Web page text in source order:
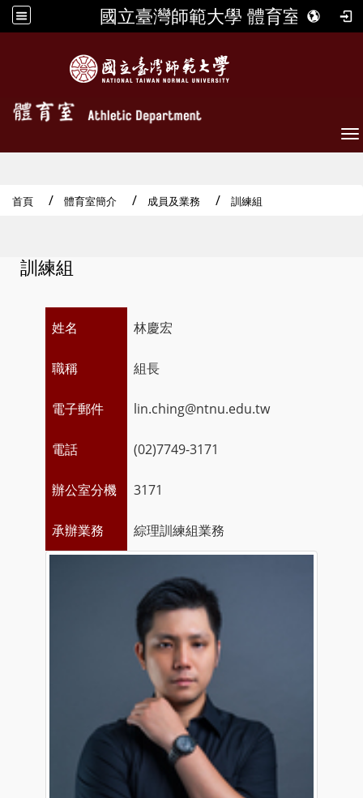
國立臺灣師範大學 體育室
首頁 體育室簡介 成員及業務 訓練組
訓練組
姓名 林慶宏
職稱 組長
電子郵件 lin.ching@ntnu.edu.tw
電話 (02)7749-3171
辦公室分機 3171
承辦業務 綜理訓練組業務